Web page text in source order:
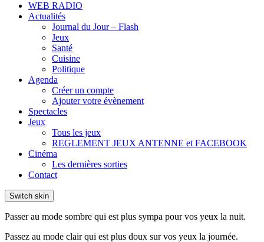
WEB RADIO
Actualités
Journal du Jour – Flash
Jeux
Santé
Cuisine
Politique
Agenda
Créer un compte
Ajouter votre évènement
Spectacles
Jeux
Tous les jeux
REGLEMENT JEUX ANTENNE et FACEBOOK
Cinéma
Les dernières sorties
Contact
Switch skin
Passer au mode sombre qui est plus sympa pour vos yeux la nuit.
Passez au mode clair qui est plus doux sur vos yeux la journée.